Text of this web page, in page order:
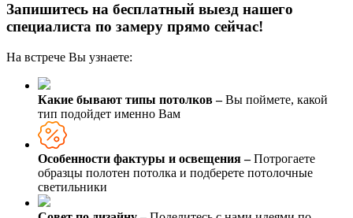
Запишитесь на бесплатный выезд нашего
специалиста по замеру прямо сейчас!
На встрече Вы узнаете:
Какие бывают типы потолков –Вы поймете, какой
тип подойдет именно Вам
Особенности фактуры и освещения –Потрогаете
образцы полотен потолка и подберете потолочные
светильники